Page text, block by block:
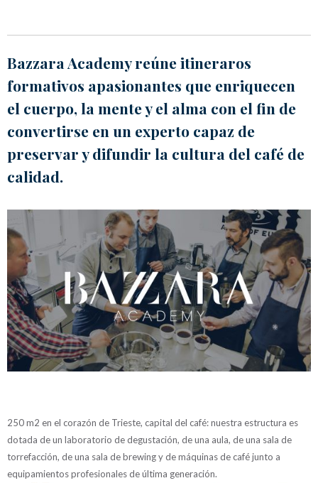
Bazzara Academy reúne itineraros
formativos apasionantes que enriquecen
el cuerpo, la mente y el alma con el fin de
convertirse en un experto capaz de
preservar y difundir la cultura del café de
calidad.
250 m2 en el corazón de Trieste, capital del café: nuestra estructura es
dotada de un laboratorio de degustación, de una aula, de una sala de
torrefacción, de una sala de brewing y de máquinas de café junto a
equipamientos profesionales de última generación.